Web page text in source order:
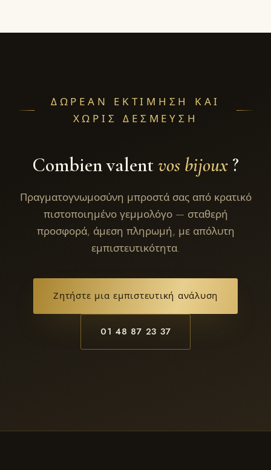
ΔΩΡΕΆΝ ΕΚΤΊΜΗΣΗ ΚΑΙ
ΧΩΡΊΣ ΔΈΣΜΕΥΣΗ
Combien valentvos bijoux ?
Πραγματογνωμοσύνη μπροστά σας από κρατικό
πιστοποιημένο γεμμολόγο — σταθερή
προσφορά, άμεση πληρωμή, με απόλυτη
εμπιστευτικότητα.
Ζητήστε μια εμπιστευτική ανάλυση
01 48 87 23 37